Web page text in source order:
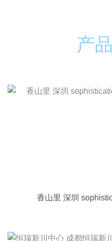
产
香山里 深圳